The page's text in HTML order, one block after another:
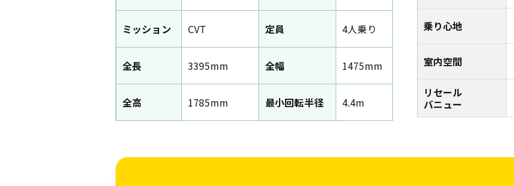
ミッション CVT 定員 4人乗り
全長 3395mm 全幅 1475mm
全高 1785mm 最小回転半径 4.4m
乗り心地
室内空間
リセール
バニュー